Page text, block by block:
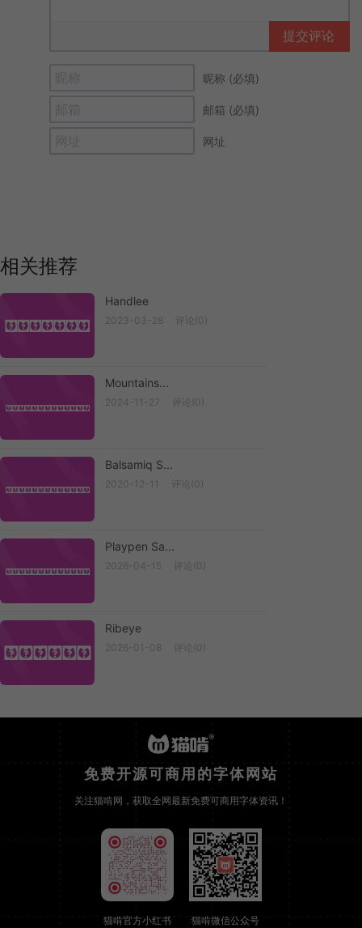
提交评论
昵称 (必填)
邮箱 (必填)
网址
相关推荐
Handlee
Handlee
2023-03-28 评论(0)
Mountains ...
Mountains...
2024-11-27 评论(0)
Balsamiq S...
Balsamiq S...
2020-12-11 评论(0)
Playpen Sa...
Playpen Sa...
2026-04-15 评论(0)
Ribeye
Ribeye
2026-01-08 评论(0)
免费开源可商用的字体网站
关注猫啃网，获取全网最新免费可商用字体资讯！
猫啃官方小红书 猫啃微信公众号